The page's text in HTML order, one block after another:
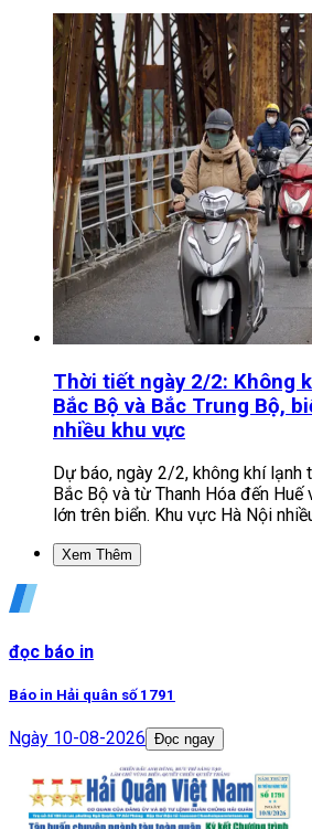
Thời tiết ngày 2/2: Không
Bắc Bộ và Bắc Trung Bộ,
nhiều khu vực
Dự báo, ngày 2/2, không khí
Bắc Bộ và từ Thanh Hóa đến
lớn trên biển. Khu vực Hà Nội
Xem Thêm
đọc báo in
Báo in Hải quân số 1791
Ngày 10-08-2026 Đọc ngay